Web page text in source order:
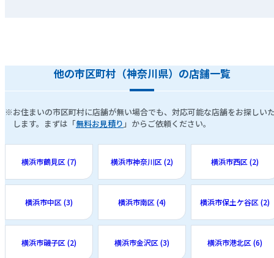
他の市区町村（神奈川県）の店舗一覧
※お住まいの市区町村に店舗が無い場合でも、対応可能な店舗をお探しい
します。まずは「無料お見積り 」からご依頼ください。
横浜市鶴見区 (7) 横浜市神奈川区 (2) 横浜市西区 (2)
横浜市中区 (3) 横浜市南区 (4) 横浜市保土ケ谷区 (2)
横浜市磯子区 (2) 横浜市金沢区 (3) 横浜市港北区 (6)